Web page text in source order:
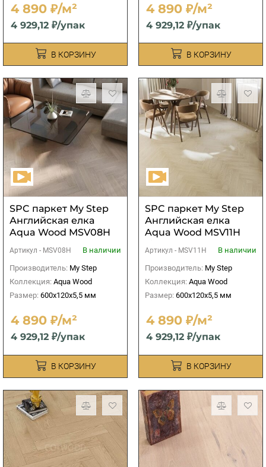
4 890 ₽/м²
4 929,12 ₽/упак
В КОРЗИНУ
4 890 ₽/м²
4 929,12 ₽/упак
В КОРЗИНУ
SPC паркет My Step
Английская елка
Aqua Wood MSV08H
Артикул - MSV08H
В наличии
Производитель: My Step
Коллекция: Aqua Wood
Размер: 600х120х5,5 мм
4 890 ₽/м²
4 929,12 ₽/упак
В КОРЗИНУ
SPC паркет My Step
Английская елка
Aqua Wood MSV11H
Артикул - MSV11H
В наличии
Производитель: My Step
Коллекция: Aqua Wood
Размер: 600х120х5,5 мм
4 890 ₽/м²
4 929,12 ₽/упак
В КОРЗИНУ